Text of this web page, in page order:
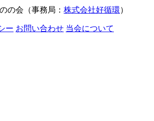
の会（事務局： 株式会社好循環）
ー お問い合わせ 当会について